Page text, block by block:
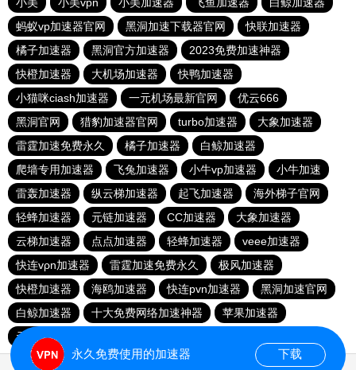
小美
小美vpn 小美加速器 飞鱼加速器
白鲸加速器
蚂蚁vp加速器官网
黑洞加速下载器官网
快联加速器
橘子加速器
黑洞官方加速器
2023免费加速神器
快橙加速器
大机场加速器
快鸭加速器
小猫咪ciash加速器
一元机场最新官网
优云666
黑洞官网
猎豹加速器官网 turbo加速器
大象加速器
雷霆加速免费永久
橘子加速器
白鲸加速器
爬墙专用加速器
飞兔加速器 小牛vp加速器
小牛加速
雷轰加速器
纵云梯加速器 起飞加速器
海外梯子官网
轻蜂加速器
元链加速器 CC加速器
大象加速器
云梯加速器
点点加速器 轻蜂加速器
veee加速器
快连vρn加速器
雷霆加速免费永久
极风加速器
快橙加速器
海鸥加速器 快连pvn加速器
黑洞加速官网
白鲸加速器
十大免费网络加速神器
苹果加速器
元链加速器
永久免费使用的加速器 下载